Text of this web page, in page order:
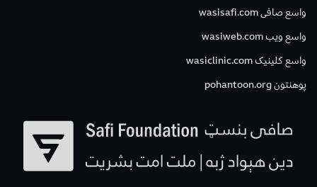
واسع صافی wasisafi.com
واسع ویب wasiweb.com
واسع کلینیک wasiclinic.com
پوهنتون pohantoon.org